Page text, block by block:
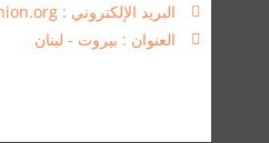
البريد الإلكتروني : info@alarabiahunion.org
العنوان : بيروت - لبنان